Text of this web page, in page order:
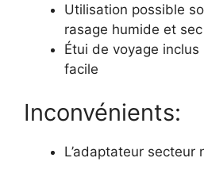
Utilisation possible
rasage humide et sec
Étui de voyage
facile
Inconvénients:
L’adaptateur secteur